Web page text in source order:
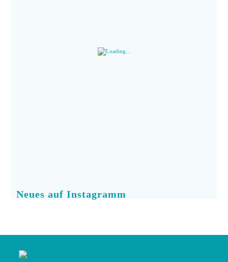
Neues auf Instagramm